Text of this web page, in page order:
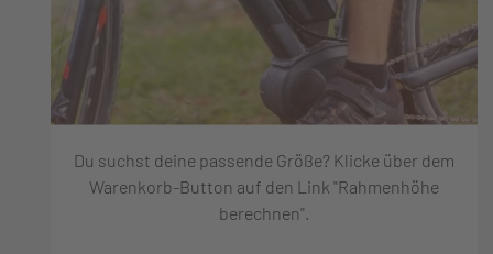
Du suchst deine passende Größe? Klicke über dem
Warenkorb-Button auf den Link "Rahmenhöhe
berechnen".